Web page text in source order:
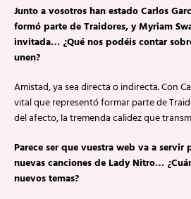
Junto a vosotros han estado Carlos
formó parte de Traidores, y Myriam
invitada… ¿Qué nos podéis contar
unen?
Amistad, ya sea directa o indirecta. Con
vital que representó formar parte de
del afecto, la tremenda calidez que
Parece ser que vuestra web va a
nuevas canciones de Lady Nitro…
nuevos temas?